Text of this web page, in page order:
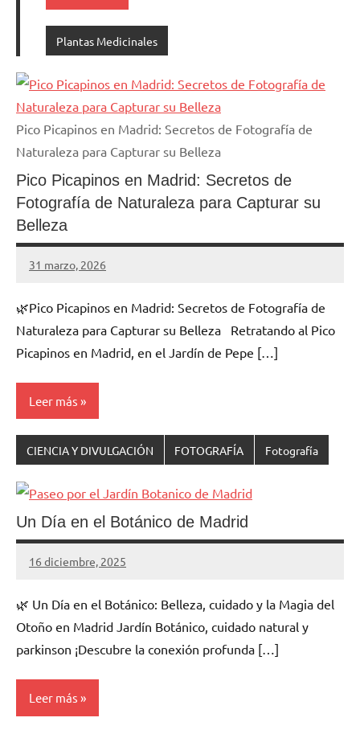
Plantas Medicinales
Pico Picapinos en Madrid: Secretos de Fotografía de
Naturaleza para Capturar su Belleza
Pico Picapinos en Madrid: Secretos de
Fotografía de Naturaleza para Capturar su
Belleza
31 marzo, 2026
Cuidasdeti
1
🌿Pico Picapinos en Madrid: Secretos de Fotografía de
Naturaleza para Capturar su Belleza Retratando al Pico
Picapinos en Madrid, en el Jardín de Pepe […]
Leer más
CIENCIA Y DIVULGACIÓN FOTOGRAFÍA Fotografía
Un Día en el Botánico de Madrid
16 diciembre, 2025
Cuidasdeti
5
🌿 Un Día en el Botánico: Belleza, cuidado y la Magia del
Otoño en Madrid Jardín Botánico, cuidado natural y
parkinson ¡Descubre la conexión profunda […]
Leer más